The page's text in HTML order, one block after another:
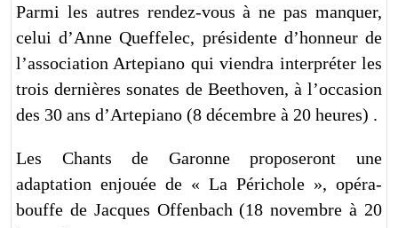
Parmi les autres rendez-vous à ne pas manquer,
celui d’Anne Queffelec, présidente d’honneur de
l’association Artepiano qui viendra interpréter les
trois dernières sonates de Beethoven, à l’occasion
des 30 ans d’Artepiano (8 décembre à 20 heures) .
Les Chants de Garonne proposeront une
adaptation enjouée de « La Périchole », opéra-
bouffe de Jacques Offenbach (18 novembre à 20